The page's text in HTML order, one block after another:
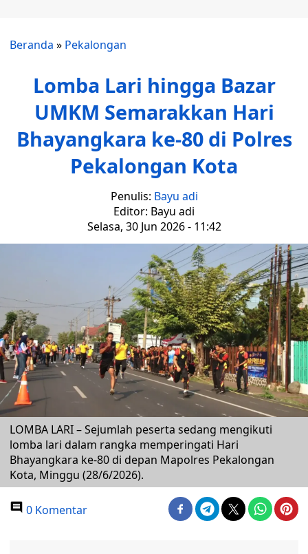
Beranda » Pekalongan
Lomba Lari hingga Bazar
UMKM Semarakkan Hari
Bhayangkara ke-80 di Polres
Pekalongan Kota
Penulis: Bayu adi
Editor: Bayu adi
Selasa, 30 Jun 2026 - 11:42
LOMBA LARI – Sejumlah peserta sedang mengikuti
lomba lari dalam rangka memperingati Hari
Bhayangkara ke-80 di depan Mapolres Pekalongan
Kota, Minggu (28/6/2026).
0 Komentar